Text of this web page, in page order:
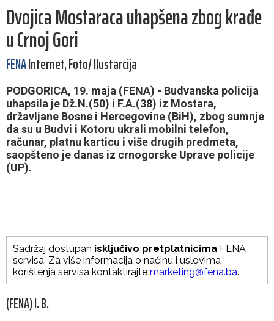
Dvojica Mostaraca uhapšena zbog krađe
u Crnoj Gori
FENAInternet, Foto/ Ilustarcija
PODGORICA, 19. maja (FENA) - Budvanska policija
uhapsila je Dž.N.(50) i F.A.(38) iz Mostara,
državljane Bosne i Hercegovine (BiH), zbog sumnje
da su u Budvi i Kotoru ukrali mobilni telefon,
računar, platnu karticu i više drugih predmeta,
saopšteno je danas iz crnogorske Uprave policije
(UP).
Sadržaj dostupan isključivo pretplatnicima FENA
servisa. Za više informacija o načinu i uslovima
korištenja servisa kontaktirajte marketing@fena.ba.
(FENA) I. B.